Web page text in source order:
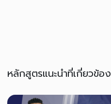
หลักสูตรแนะนำที่เกี่ยวข้อง